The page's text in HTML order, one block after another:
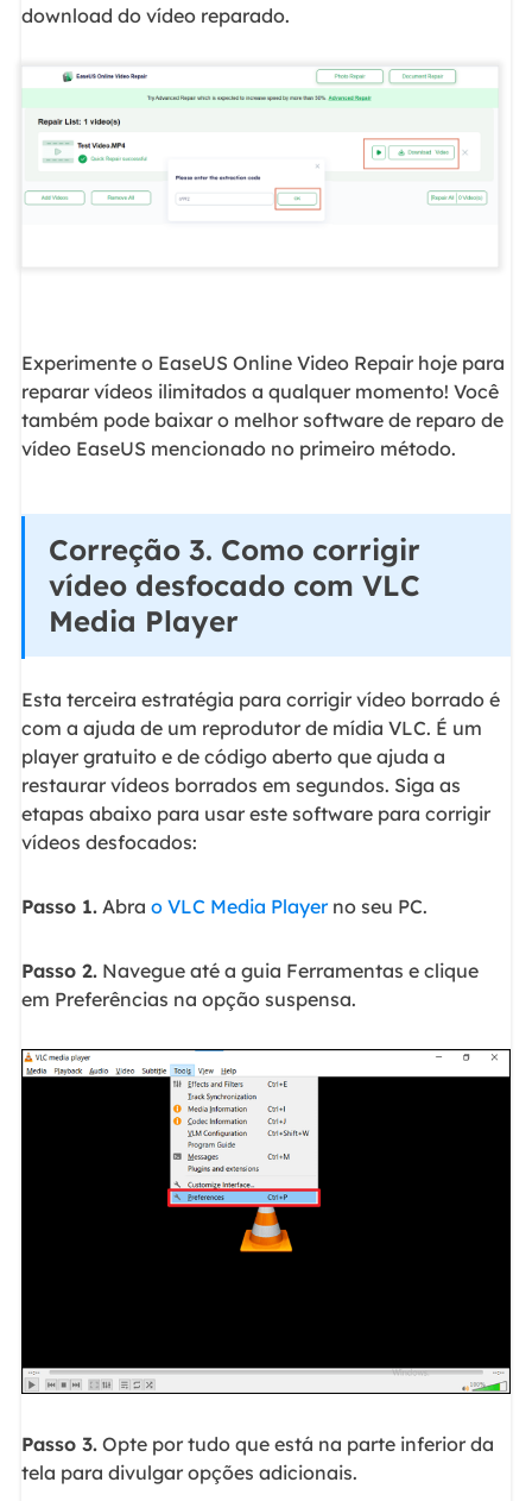
download do vídeo reparado.
Experimente o EaseUS Online Video Repair hoje para
reparar vídeos ilimitados a qualquer momento! Você
também pode baixar o melhor software de reparo de
vídeo EaseUS mencionado no primeiro método.
Correção 3. Como corrigir
vídeo desfocado com VLC
Media Player
Esta terceira estratégia para corrigir vídeo borrado é
com a ajuda de um reprodutor de mídia VLC. É um
player gratuito e de código aberto que ajuda a
restaurar vídeos borrados em segundos. Siga as
etapas abaixo para usar este software para corrigir
vídeos desfocados:
Passo 1.Abra o VLC Media Playerno seu PC.
Passo 2.Navegue até a guia Ferramentas e clique
em Preferências na opção suspensa.
Passo 3.Opte por tudo que está na parte inferior da
tela para divulgar opções adicionais.